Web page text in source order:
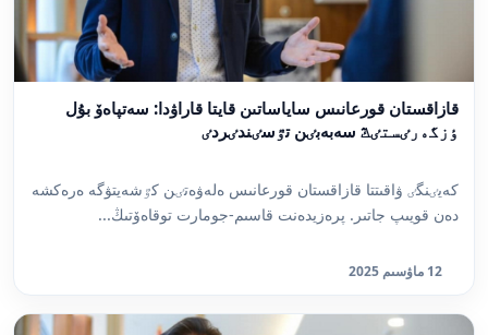
قازاقستان قورعانىس ساياساتىن قايتا قاراۋدا: سەتپاەۆ بۇل
ٶزگەرٸستٸڭ سەبەبٸن تٷسٸندٸردٸ
كەيٸنگٸ ۋاقىتتا قازاقستان قورعانىس ەلەۋەتٸن كٷشەيتۋگە ەرەكشە
دەن قويىپ جاتىر. پرەزيدەنت قاسىم-جومارت توقاەۆتىڭ...
12 ماۋسىم 2025